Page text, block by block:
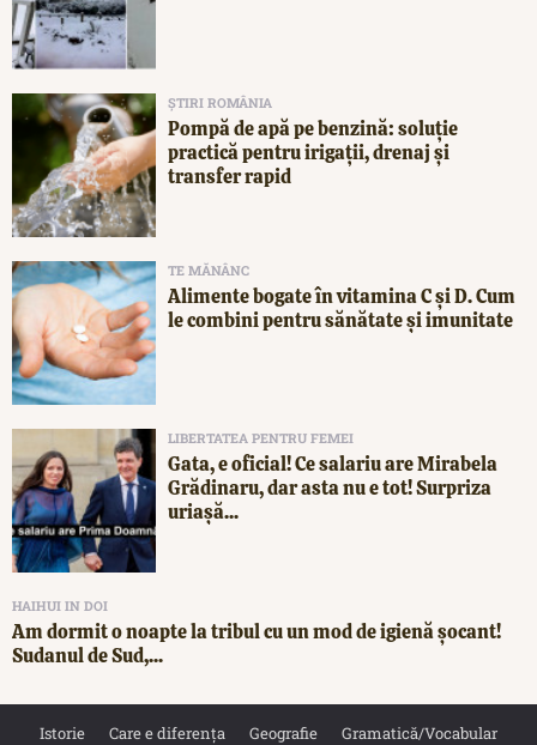
ȘTIRI ROMÂNIA
Pompă de apă pe benzină: soluție
practică pentru irigații, drenaj și
transfer rapid
TE MĂNÂNC
Alimente bogate în vitamina C și D. Cum
le combini pentru sănătate și imunitate
LIBERTATEA PENTRU FEMEI
Gata, e oficial! Ce salariu are Mirabela
Grădinaru, dar asta nu e tot! Surpriza
uriașă...
HAIHUI IN DOI
Am dormit o noapte la tribul cu un mod de igienă șocant!
Sudanul de Sud,...
Istorie Care e diferența Geografie Gramatică/Vocabular